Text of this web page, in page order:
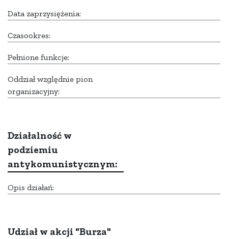
Data zaprzysiężenia:
Czasookres:
Pełnione funkcje:
Oddział względnie pion
organizacyjny:
Działalność w
podziemiu
antykomunistycznym:
Opis działań:
Udział w akcji "Burza"